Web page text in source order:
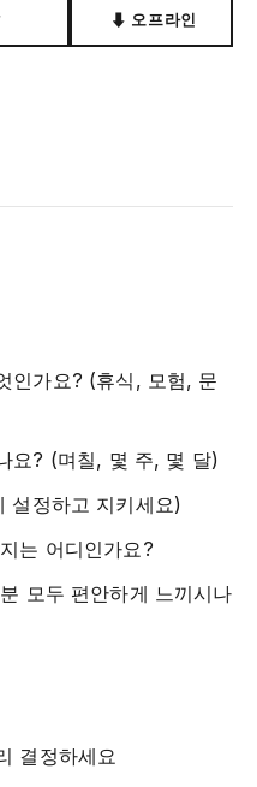
⬇ 오프라인
인가요? (휴식, 모험, 문
요? (며칠, 몇 주, 몇 달)
설정하고 지키세요)
는 어디인가요?
모두 편안하게 느끼시나
결정하세요